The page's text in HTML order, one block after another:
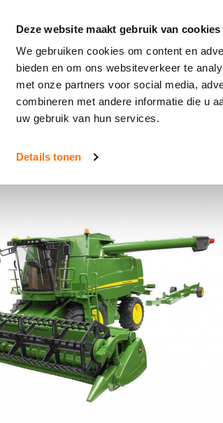
Deze website maakt gebruik van cookies
We gebruiken cookies om content en
bieden en om ons websiteverkeer te
met onze partners voor social media,
combineren met andere informatie die u
uw gebruik van hun services.
Details tonen
Speelgoed en miniaturen Bruder SIKU